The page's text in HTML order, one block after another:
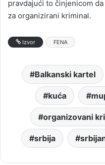
pravdajući to činjenicom
za organizirani kriminal.
Izvor FENA
Balkanski kartel
kuća
organizovani
srbija